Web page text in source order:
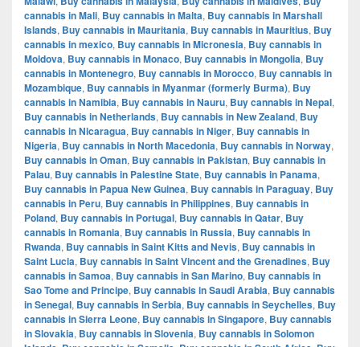
cannabis in Mali, Buy cannabis in Malta, Buy cannabis in Marshall
Islands, Buy cannabis in Mauritania, Buy cannabis in Mauritius, Buy
cannabis in mexico, Buy cannabis in Micronesia, Buy cannabis in
Moldova, Buy cannabis in Monaco, Buy cannabis in Mongolia, Buy
cannabis in Montenegro, Buy cannabis in Morocco, Buy cannabis in
Mozambique, Buy cannabis in Myanmar (formerly Burma), Buy
cannabis in Namibia, Buy cannabis in Nauru, Buy cannabis in Nepal,
Buy cannabis in Netherlands, Buy cannabis in New Zealand, Buy
cannabis in Nicaragua, Buy cannabis in Niger, Buy cannabis in
Nigeria, Buy cannabis in North Macedonia, Buy cannabis in Norway,
Buy cannabis in Oman, Buy cannabis in Pakistan, Buy cannabis in
Palau, Buy cannabis in Palestine State, Buy cannabis in Panama,
Buy cannabis in Papua New Guinea, Buy cannabis in Paraguay, Buy
cannabis in Peru, Buy cannabis in Philippines, Buy cannabis in
Poland, Buy cannabis in Portugal, Buy cannabis in Qatar, Buy
cannabis in Romania, Buy cannabis in Russia, Buy cannabis in
Rwanda, Buy cannabis in Saint Kitts and Nevis, Buy cannabis in
Saint Lucia, Buy cannabis in Saint Vincent and the Grenadines, Buy
cannabis in Samoa, Buy cannabis in San Marino, Buy cannabis in
Sao Tome and Principe, Buy cannabis in Saudi Arabia, Buy cannabis
in Senegal, Buy cannabis in Serbia, Buy cannabis in Seychelles, Buy
cannabis in Sierra Leone, Buy cannabis in Singapore, Buy cannabis
in Slovakia, Buy cannabis in Slovenia, Buy cannabis in Solomon